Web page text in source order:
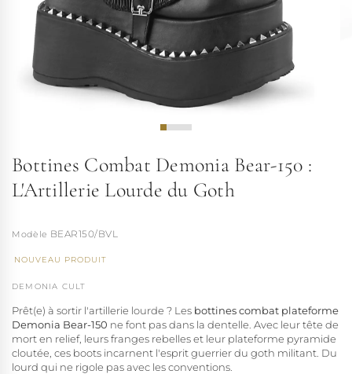
Bottines Combat Demonia Bear-150 :
L'Artillerie Lourde du Goth
BEAR150/BVL
NOUVEAU PRODUIT
DEMONIA CULT
Prêt(e) à sortir l'artillerie lourde ? Les bottines combat plateforme
Demonia Bear-150 ne font pas dans la dentelle. Avec leur tête de
mort en relief, leurs franges rebelles et leur plateforme pyramide
cloutée, ces boots incarnent l'esprit guerrier du goth militant. Du
lourd qui ne rigole pas avec les conventions.